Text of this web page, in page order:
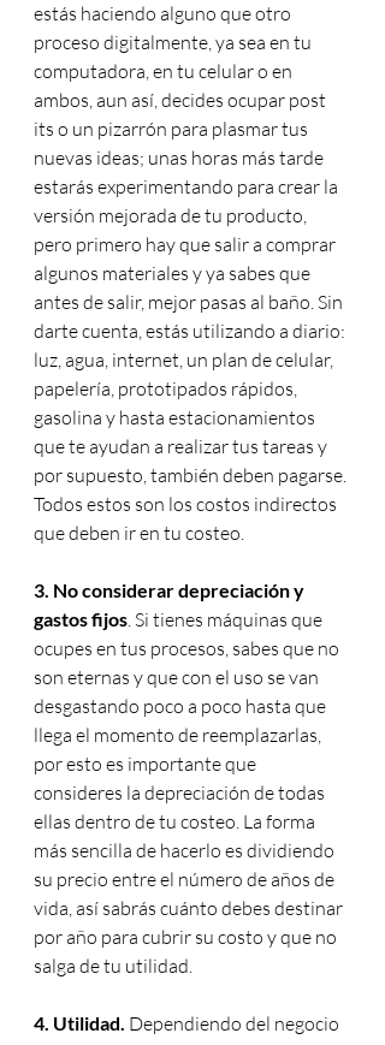
estás haciendo alguno que otro
proceso digitalmente, ya sea en tu
computadora, en tu celular o en
ambos, aun así, decides ocupar post
its o un pizarrón para plasmar tus
nuevas ideas; unas horas más tarde
estarás experimentando para crear la
versión mejorada de tu producto,
pero primero hay que salir a comprar
algunos materiales y ya sabes que
antes de salir, mejor pasas al baño. Sin
darte cuenta, estás utilizando a diario:
luz, agua, internet, un plan de celular,
papelería, prototipados rápidos,
gasolina y hasta estacionamientos
que te ayudan a realizar tus tareas y
por supuesto, también deben pagarse.
Todos estos son los costos indirectos
que deben ir en tu costeo.
3. No considerar depreciación y
gastos fijos. Si tienes máquinas que
ocupes en tus procesos, sabes que no
son eternas y que con el uso se van
desgastando poco a poco hasta que
llega el momento de reemplazarlas,
por esto es importante que
consideres la depreciación de todas
ellas dentro de tu costeo. La forma
más sencilla de hacerlo es dividiendo
su precio entre el número de años de
vida, así sabrás cuánto debes destinar
por año para cubrir su costo y que no
salga de tu utilidad.
4. Utilidad. Dependiendo del negocio